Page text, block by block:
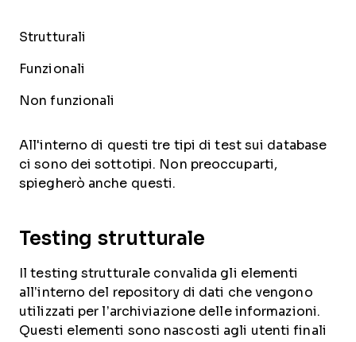
Strutturali
Funzionali
Non funzionali
All'interno di questi tre tipi di test sui database
ci sono dei sottotipi. Non preoccuparti,
spiegherò anche questi.
Testing strutturale
Il testing strutturale convalida gli elementi
all’interno del repository di dati che vengono
utilizzati per l’archiviazione delle informazioni.
Questi elementi sono nascosti agli utenti finali